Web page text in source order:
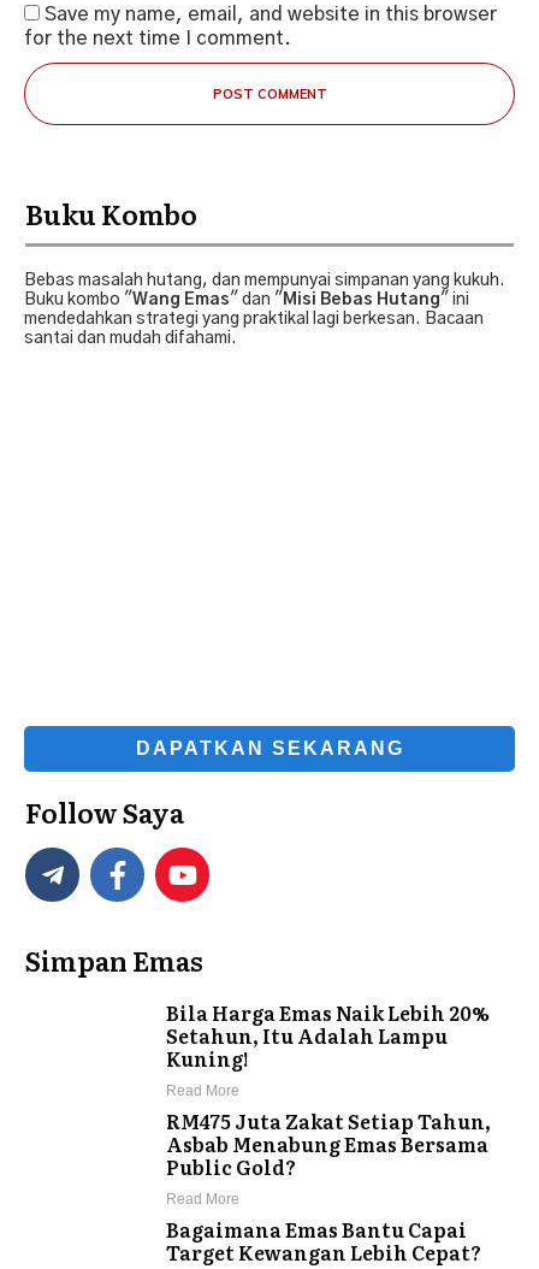
Save my name, email, and website in this browser
for the next time I comment.
POST COMMENT
Buku Kombo
Bebas masalah hutang, dan mempunyai simpanan yang kukuh.
Buku kombo "Wang Emas" dan " Misi Bebas Hutang" ini
mendedahkan strategi yang praktikal lagi berkesan. Bacaan
santai dan mudah difahami.
DAPATKAN SEKARANG
Follow Saya
Simpan Emas
Bila Harga Emas Naik Lebih 20%
Setahun, Itu Adalah Lampu
Kuning!
Read More
RM475 Juta Zakat Setiap Tahun,
Asbab Menabung Emas Bersama
Public Gold?
Read More
Bagaimana Emas Bantu Capai
Target Kewangan Lebih Cepat?